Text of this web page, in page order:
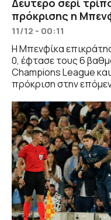
Δεύτερο σερί
πρόκρισης η
11/12 - 00:11
Η Μπενφίκα
0, έφτασε τους 6
Champions League
πρόκριση στην